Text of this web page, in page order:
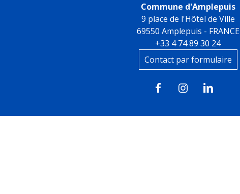
Commune d'Amplepuis
9 place de l'Hôtel de Ville
69550 Amplepuis - FRANCE
+33 4 74 89 30 24
Contact par formulaire